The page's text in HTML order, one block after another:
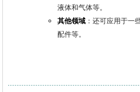
液体和气体等。
其他领域：还可应用于一
配件等。